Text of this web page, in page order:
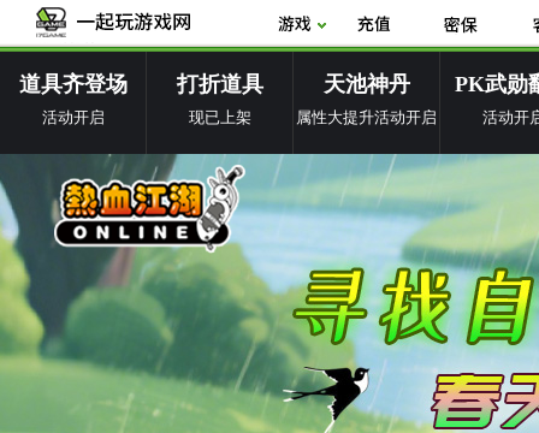
道具齐登场
活动开启
打折道具
现已上架
天池神丹
属性大提升活动开启
PK武勋
活动开